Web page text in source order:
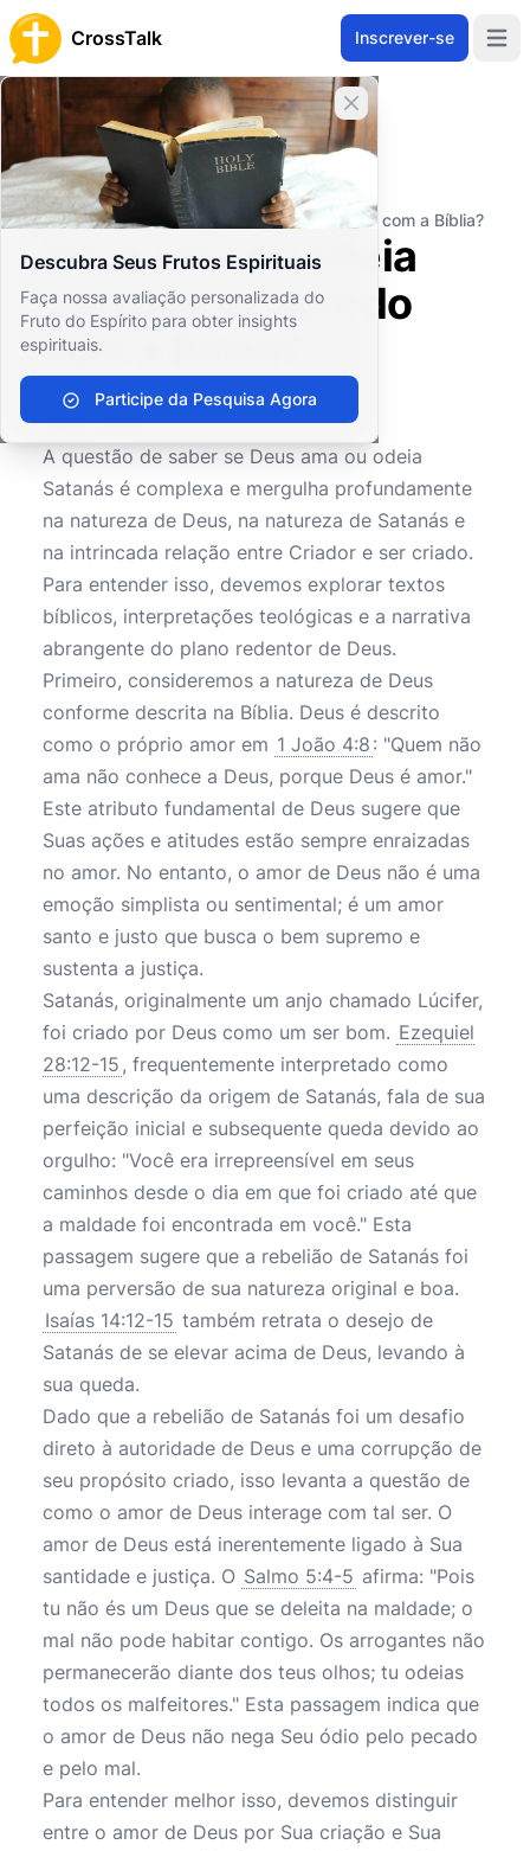
CrossTalk Inscrever-se
Fechar banner
Descubra Seus Frutos Espirituais
Faça nossa avaliação personalizada do
Fruto do Espírito para obter insights
espirituais.
Participe da Pesquisa Agora
Home
Arquivo de Perguntas
Conceitos Teológicos
Entidades Espirituais
Deus ama ou odeia Satanás de acordo com a Bíblia?
Deus ama ou odeia
Satanás de acordo
com a Bíblia?
0 0 615
A questão de saber se Deus ama ou odeia
Satanás é complexa e mergulha profundamente
na natureza de Deus, na natureza de Satanás e
na intrincada relação entre Criador e ser criado.
Para entender isso, devemos explorar textos
bíblicos, interpretações teológicas e a narrativa
abrangente do plano redentor de Deus.
Primeiro, consideremos a natureza de Deus
conforme descrita na Bíblia. Deus é descrito
como o próprio amor em 1 João 4:8 : "Quem não
ama não conhece a Deus, porque Deus é amor."
Este atributo fundamental de Deus sugere que
Suas ações e atitudes estão sempre enraizadas
no amor. No entanto, o amor de Deus não é uma
emoção simplista ou sentimental; é um amor
santo e justo que busca o bem supremo e
sustenta a justiça.
Satanás, originalmente um anjo chamado Lúcifer,
foi criado por Deus como um ser bom. Ezequiel
28:12-15 , frequentemente interpretado como
uma descrição da origem de Satanás, fala de sua
perfeição inicial e subsequente queda devido ao
orgulho: "Você era irrepreensível em seus
caminhos desde o dia em que foi criado até que
a maldade foi encontrada em você." Esta
passagem sugere que a rebelião de Satanás foi
uma perversão de sua natureza original e boa.
Isaías 14:12-15 também retrata o desejo de
Satanás de se elevar acima de Deus, levando à
sua queda.
Dado que a rebelião de Satanás foi um desafio
direto à autoridade de Deus e uma corrupção de
seu propósito criado, isso levanta a questão de
como o amor de Deus interage com tal ser. O
amor de Deus está inerentemente ligado à Sua
santidade e justiça. O Salmo 5:4-5 afirma: "Pois
tu não és um Deus que se deleita na maldade; o
mal não pode habitar contigo. Os arrogantes não
permanecerão diante dos teus olhos; tu odeias
todos os malfeitores." Esta passagem indica que
o amor de Deus não nega Seu ódio pelo pecado
e pelo mal.
Para entender melhor isso, devemos distinguir
entre o amor de Deus por Sua criação e Sua